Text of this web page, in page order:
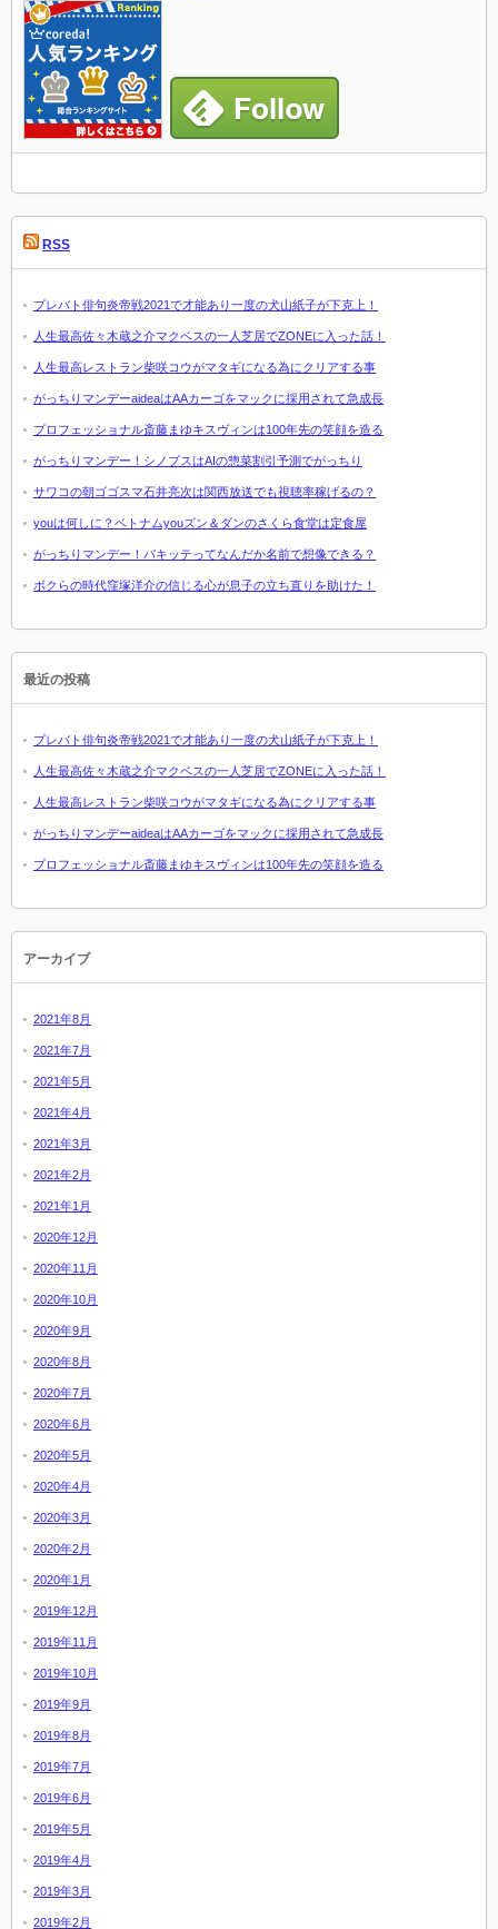
RSS
プレバト俳句炎帝戦2021で才能あり一度の犬山紙子が下克上！
人生最高佐々木蔵之介マクベスの一人芝居でZONEに入った話！
人生最高レストラン柴咲コウがマタギになる為にクリアする事
がっちりマンデーaideaはAAカーゴをマックに採用されて急成長
プロフェッショナル斎藤まゆキスヴィンは100年先の笑顔を造る
がっちりマンデー！シノプスはAIの惣菜割引予測でがっちり
サワコの朝ゴゴスマ石井亮次は関西放送でも視聴率稼げるの？
youは何しに？ベトナムyouズン＆ダンのさくら食堂は定食屋
がっちりマンデー！パキッテってなんだか名前で想像できる？
ボクらの時代窪塚洋介の信じる心が息子の立ち直りを助けた！
最近の投稿
プレバト俳句炎帝戦2021で才能あり一度の犬山紙子が下克上！
人生最高佐々木蔵之介マクベスの一人芝居でZONEに入った話！
人生最高レストラン柴咲コウがマタギになる為にクリアする事
がっちりマンデーaideaはAAカーゴをマックに採用されて急成長
プロフェッショナル斎藤まゆキスヴィンは100年先の笑顔を造る
アーカイブ
2021年8月
2021年7月
2021年5月
2021年4月
2021年3月
2021年2月
2021年1月
2020年12月
2020年11月
2020年10月
2020年9月
2020年8月
2020年7月
2020年6月
2020年5月
2020年4月
2020年3月
2020年2月
2020年1月
2019年12月
2019年11月
2019年10月
2019年9月
2019年8月
2019年7月
2019年6月
2019年5月
2019年4月
2019年3月
2019年2月